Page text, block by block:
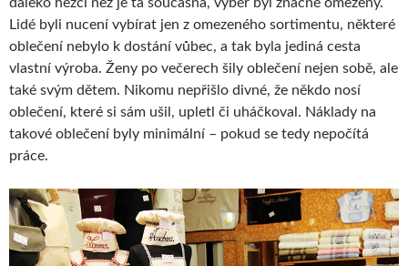
Lidé byli nucení vybírat jen z omezeného sortimentu, některé
oblečení nebylo k dostání vůbec, a tak byla jediná cesta
vlastní výroba. Ženy po večerech šily oblečení nejen sobě, ale
také svým dětem. Nikomu nepřišlo divné, že někdo nosí
oblečení, které si sám ušil, upletl či uháčkoval. Náklady na
takové oblečení byly minimální – pokud se tedy nepočítá
práce.